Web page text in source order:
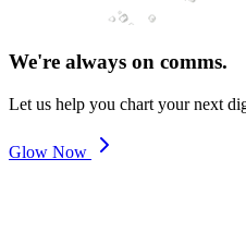
We're always on comms.
Let us help you chart your next
Glow Now